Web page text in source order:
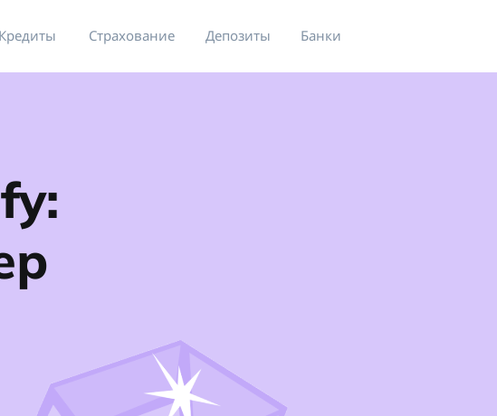
Кредиты Страхование Депозиты Банки